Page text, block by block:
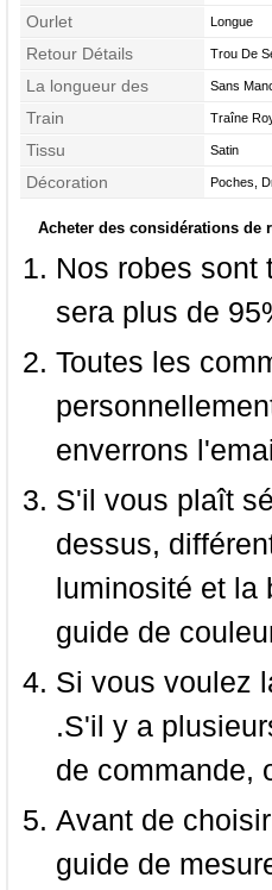
Ourlet Longue
Retour Détails Trou De
La longueur des
manches
Sans
Train Traîne
Tissu Satin
Décoration Poches,
Acheter des considérations de
Nos robes sont
sera plus de
Toutes les
enverrons
S'il vous plaît
dessus,
luminosité et la
guide de
Si vous voulez
.S'il y a
de commande,
Avant de
guide de